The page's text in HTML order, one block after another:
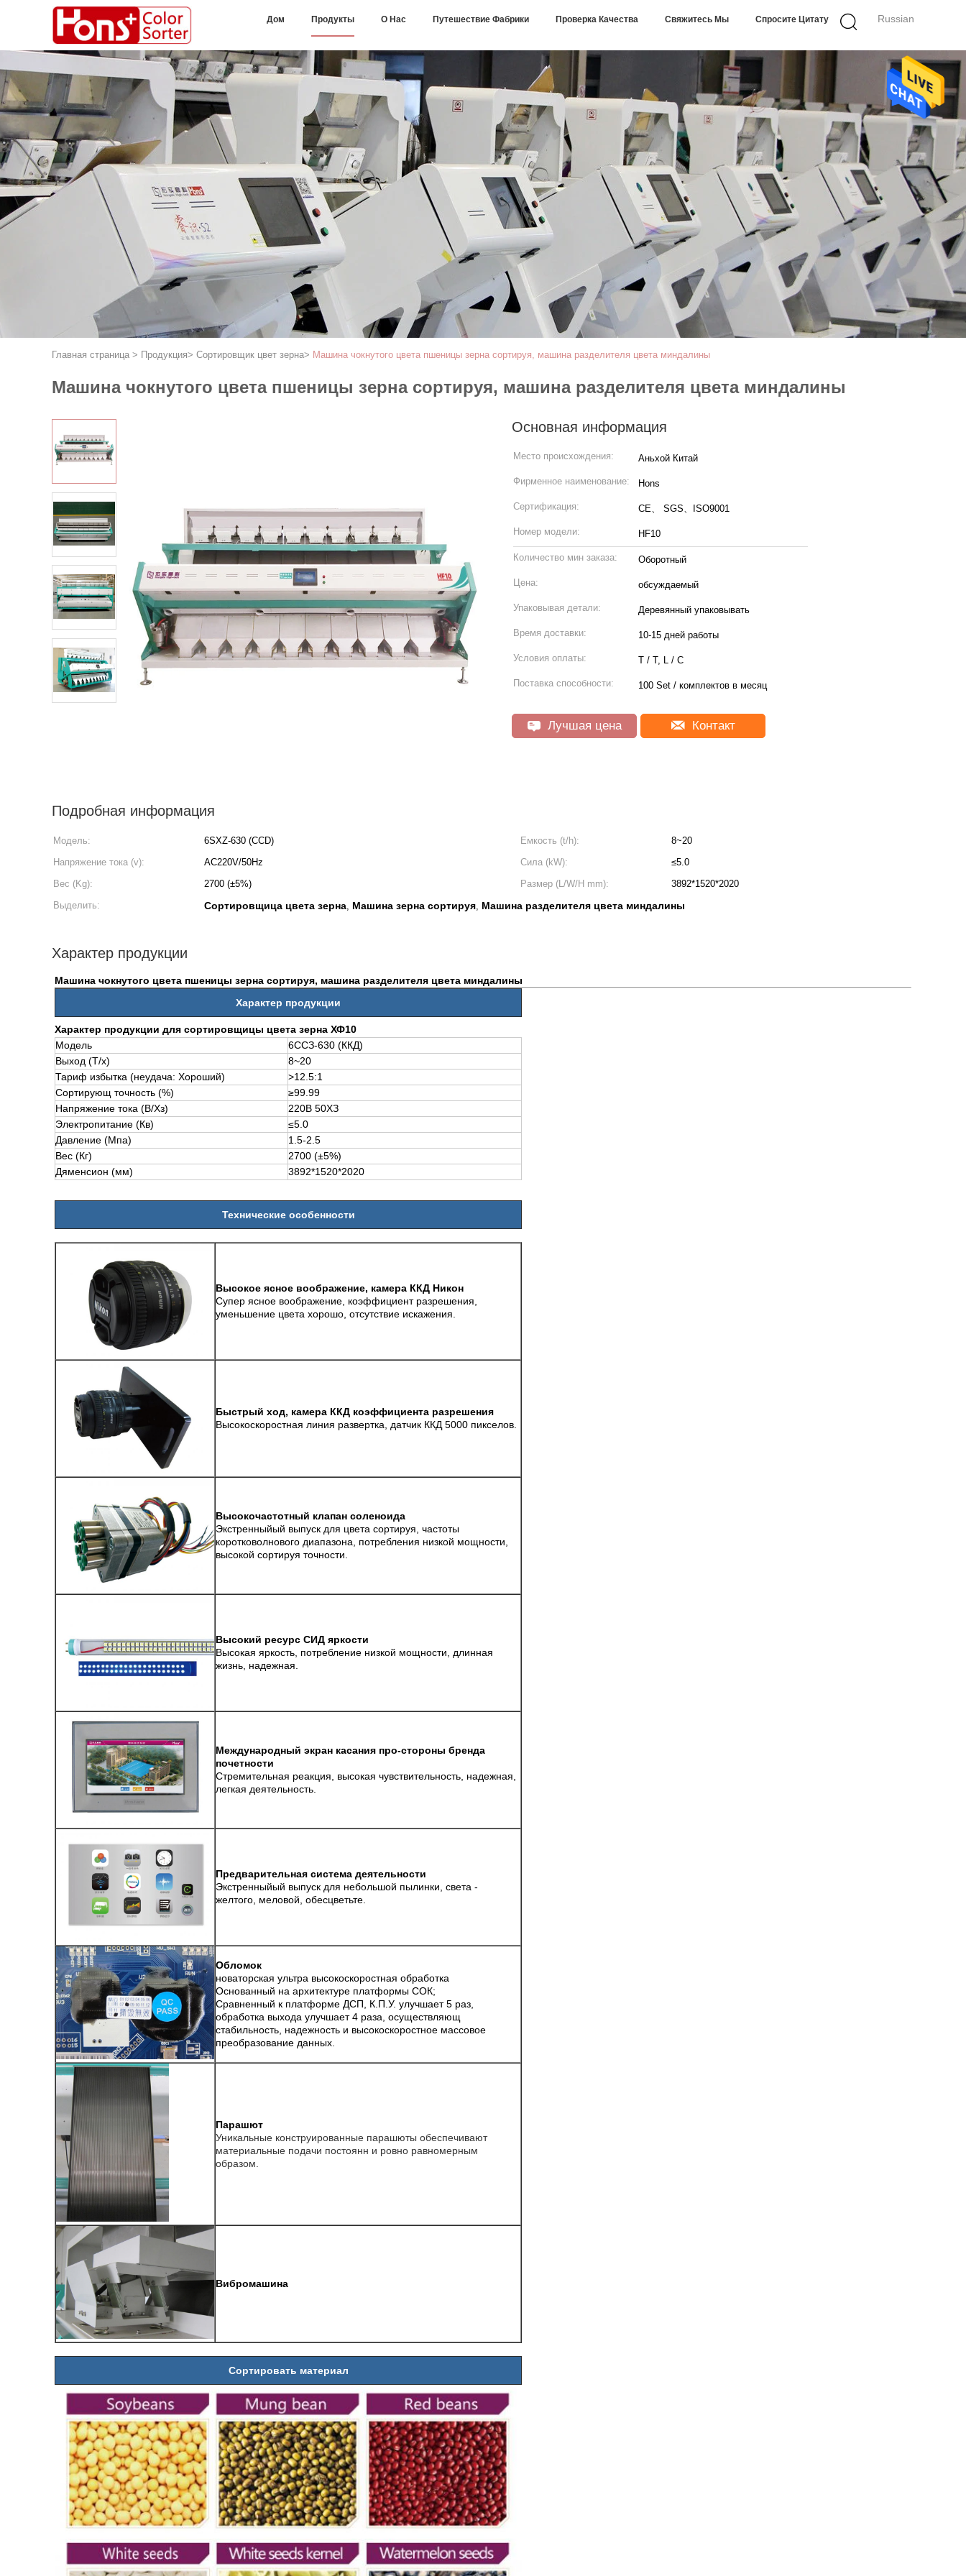
Russian
Дом Продукты О Нас Путешествие Фабрики Проверка Качества Свяжитесь Мы Спросите Цитату
Главная страница > Продукция> Сортировщик цвет зерна> Машина чокнутого цвета пшеницы зерна сортируя, машина разделителя цвета миндалины
Машина чокнутого цвета пшеницы зерна сортируя, машина разделителя цвета миндалины
Основная информация
Место происхождения: Аньхой Китай
Фирменное наименование: Hons
Сертификация: CE、 SGS、ISO9001
Номер модели: HF10
Количество мин заказа: Оборотный
Цена: обсуждаемый
Упаковывая детали: Деревянный упаковывать
Время доставки: 10-15 дней работы
Условия оплаты: T / T, L / C
Поставка способности: 100 Set / комплектов в месяц
Лучшая цена Контакт
Подробная информация
Модель: 6SXZ-630 (CCD) Емкость (t/h):
8~20
Напряжение тока (v):
AC220V/50Hz Сила (kW):
≤5.0
Вес (Kg):
2700 (±5%) Размер (L/W/H mm):
3892*1520*2020
Выделить:
Сортировщица цвета зерна, Машина зерна сортируя, Машина разделителя цвета миндалины
Характер продукции
Машина чокнутого цвета пшеницы зерна сортируя, машина разделителя цвета миндалины
Характер продукции
Характер продукции для сортировщицы цвета зерна ХФ10
Модель
6ССЗ-630 (ККД)
Выход (Т/х)
8~20
Тариф избытка (неудача: Хороший)
>12.5:1
Сортирующ точность (%)
≥99.99
Напряжение тока (В/Хз)
220В 50ХЗ
Электропитание (Кв)
≤5.0
Давление (Мпа)
1.5-2.5
Вес (Кг)
2700 (±5%)
Дяменсион (мм)
3892*1520*2020
Технические особенности
Высокое ясное воображение, камера ККД Никон
Супер ясное воображение, коэффициент разрешения,
уменьшение цвета хорошо, отсутствие искажения.
Быстрый ход, камера ККД коэффициента разрешения
Высокоскоростная линия развертка, датчик ККД 5000 пикселов.
Высокочастотный клапан соленоида
Экстренныйый выпуск для цвета сортируя, частоты
коротковолнового диапазона, потребления низкой мощности,
высокой сортируя точности.
Высокий ресурс СИД яркости
Высокая яркость, потребление низкой мощности, длинная
жизнь, надежная.
Международный экран касания про-стороны бренда
почетности
Стремительная реакция, высокая чувствительность, надежная,
легкая деятельность.
Предварительная система деятельности
Экстренныйый выпуск для небольшой пылинки, света -
желтого, меловой, обесцветьте.
Обломок
новаторская ультра высокоскоростная обработка
Основанный на архитектуре платформы СОК;
Сравненный к платформе ДСП, К.П.У. улучшает 5 раз,
обработка выхода улучшает 4 раза, осуществляющ
стабильность, надежность и высокоскоростное массовое
преобразование данных.
Парашют
Уникальные конструированные парашюты обеспечивают
материальные подачи постоянн и ровно равномерным
образом.
Вибромашина
Сортировать материал